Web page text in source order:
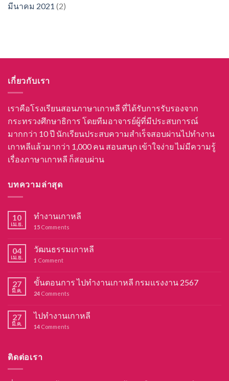
มีนาคม 2021 (2)
เกี่ยวกับเรา
เราคือโรงเรียนสอนภาษาเกาหลี ที่ได้รับการรับรองจาก
กระทรวงศึกษาธิการ โดยทีมอาจารย์ผู้ที่มีประสบการณ์
มากกว่า 10 ปี นักเรียนประสบความสำเร็จสอบผ่านไปทำงาน
เกาหลีแล้วมากว่า 1,000 คน สอนสนุก เข้าใจง่าย ไม่มีความรู้
เรื่องภาษาเกาหลี ก็สอบผ่าน
บทความล่าสุด
10
เม.ย.
ทำงานเกาหลี
15 Comments
04
เม.ย.
วัฒนธรรมเกาหลี
1 Comment
27
มี.ค.
ขั้นตอนการ ไปทำงานเกาหลี กรมแรงงาน 2567
24 Comments
27
มี.ค.
ไปทำงานเกาหลี
14 Comments
ติดต่อเรา